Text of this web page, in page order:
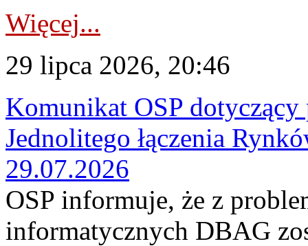
Więcej...
29 lipca 2026, 20:46
Komunikat OSP
Jednolitego łączenia
29.07.2026
OSP informuje, że z
informatycznych DBAG